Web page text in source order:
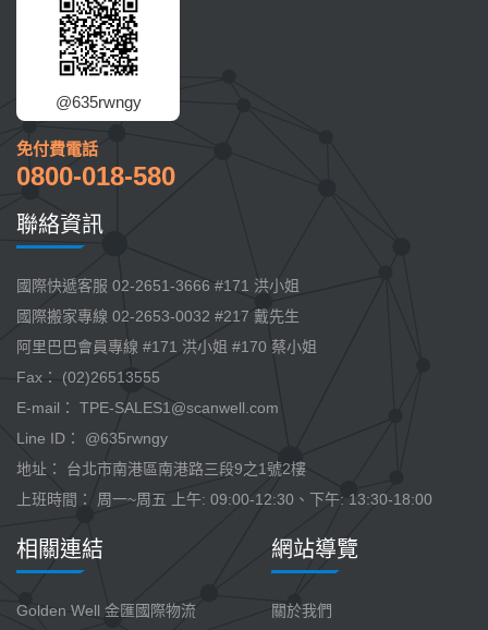
@635rwngy
免付費電話
0800-018-580
聯絡資訊
國際快遞客服 02-2651-3666 #171 洪小姐
國際搬家專線 02-2653-0032 #217 戴先生
阿里巴巴會員專線 #171 洪小姐 #170 蔡小姐
Fax： (02)26513555
E-mail： TPE-SALES1@scanwell.com
Line ID： @635rwngy
地址： 台北市南港區南港路三段9之1號2樓
上班時間： 周一~周五 上午: 09:00-12:30、下午: 13:30-18:00
相關連結
Golden Well 金匯國際物流
網站導覽
關於我們